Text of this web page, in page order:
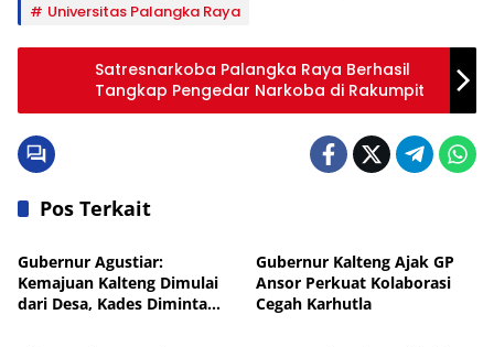
Universitas Palangka Raya
Satresnarkoba Palangka Raya Berhasil
Tangkap Pengedar Narkoba di Rakumpit
Pos Terkait
Pemprov Kalteng
Gubernur Agustiar:
Kemajuan Kalteng Dimulai
dari Desa, Kades Diminta
Gubernur Kalteng Ajak GP
Ansor Perkuat Kolaborasi
Cegah Karhutla
Pemprov Kalteng Pemprov Kalteng